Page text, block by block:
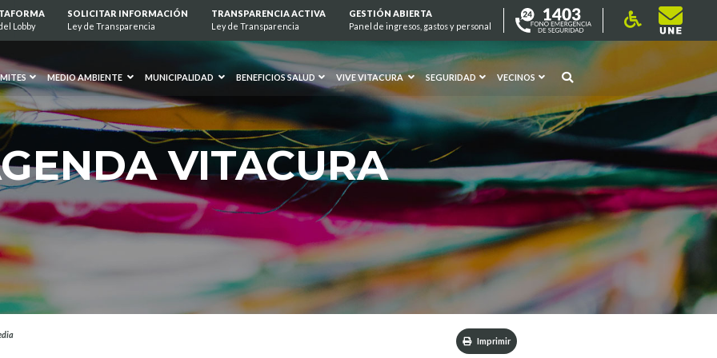
Lobby
SOLICITAR INFORMACIÓN
Ley de Transparencia
TRANSPARENCIA ACTIVA
Ley de Transparencia
GESTIÓN ABIERTA
Panel de ingresos, gastos y personal
MEDIO AMBIENTE MUNICIPALIDAD BENEFICIOS SALUD VIVE VITACURA SEGURIDAD VECINOS
VITACURA
Imprimir